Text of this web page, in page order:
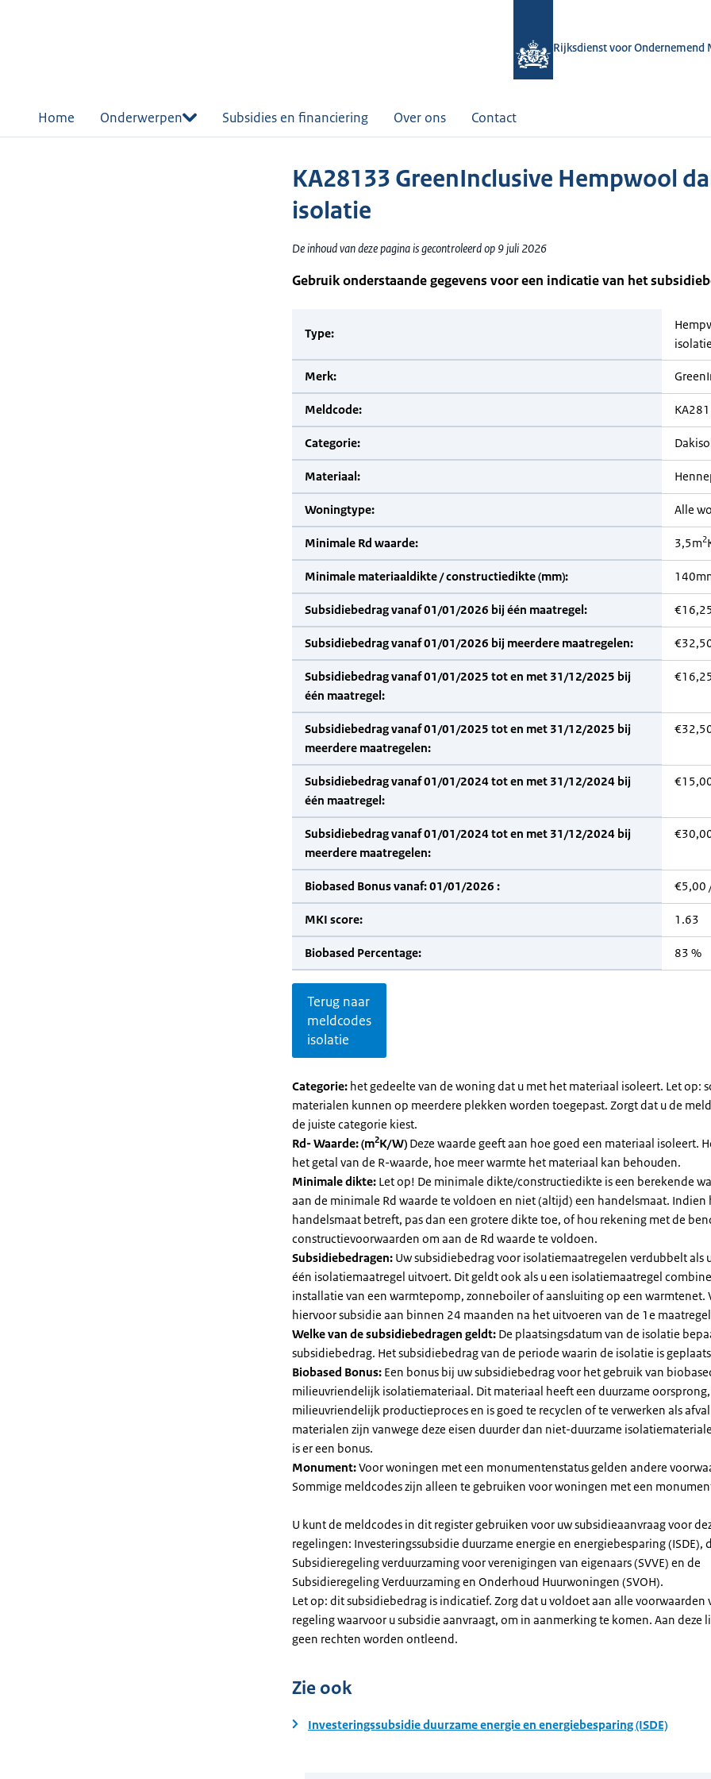
Rijksdienst voor Ondernemend
Home Onderwerpen Subsidies en financiering Over ons Contact
KA28133 GreenInclusive Hempwool
isolatie
De inhoud van deze pagina is gecontroleerd op 9 juli 2026
Gebruik onderstaande gegevens voor een indicatie van het
Type:
isolatie
Merk:
Meldcode:
Categorie:
Materiaal:
Woningtype: Alle
Minimale Rd waarde: 3,5m2
Minimale materiaaldikte / constructiedikte (mm):
Subsidiebedrag vanaf 01/01/2026 bij één maatregel:
Subsidiebedrag vanaf 01/01/2026 bij meerdere maatregelen:
Subsidiebedrag vanaf 01/01/2025 tot en met 31/12/2025 bij
één maatregel:
Subsidiebedrag vanaf 01/01/2025 tot en met 31/12/2025 bij
meerdere maatregelen:
Subsidiebedrag vanaf 01/01/2024 tot en met 31/12/2024 bij
één maatregel:
Subsidiebedrag vanaf 01/01/2024 tot en met 31/12/2024 bij
meerdere maatregelen:
Biobased Bonus vanaf: 01/01/2026 : €5,00
MKI score: 1.63
Biobased Percentage: 83 %
Terug naar
meldcodes
isolatie
Categorie: het gedeelte van de woning dat u met het materiaal isoleert. Let op:
materialen kunnen op meerdere plekken worden toegepast. Zorgt dat u de
de juiste categorie kiest.
Rd- Waarde: (m2K/W) Deze waarde geeft aan hoe goed een materiaal isoleert.
het getal van de R-waarde, hoe meer warmte het materiaal kan behouden.
Minimale dikte: Let op! De minimale dikte/constructiedikte is een berekende
aan de minimale Rd waarde te voldoen en niet (altijd) een handelsmaat. Indien
handelsmaat betreft, pas dan een grotere dikte toe, of hou rekening met de
constructievoorwaarden om aan de Rd waarde te voldoen.
Subsidiebedragen: Uw subsidiebedrag voor isolatiemaatregelen verdubbelt als
één isolatiemaatregel uitvoert. Dit geldt ook als u een isolatiemaatregel
installatie van een warmtepomp, zonneboiler of aansluiting op een warmtenet.
hiervoor subsidie aan binnen 24 maanden na het uitvoeren van de 1e
Welke van de subsidiebedragen geldt: De plaatsingsdatum van de isolatie
subsidiebedrag. Het subsidiebedrag van de periode waarin de isolatie is
Biobased Bonus: Een bonus bij uw subsidiebedrag voor het gebruik van
milieuvriendelijk isolatiemateriaal. Dit materiaal heeft een duurzame oorsprong,
milieuvriendelijk productieproces en is goed te recyclen of te verwerken als
materialen zijn vanwege deze eisen duurder dan niet-duurzame
is er een bonus.
Monument:Voor woningen met een monumentenstatus gelden andere
Sommige meldcodes zijn alleen te gebruiken voor woningen met een
U kunt de meldcodes in dit register gebruiken voor uw subsidieaanvraag voor
regelingen: Investeringssubsidie duurzame energie en energiebesparing (ISDE),
Subsidieregeling verduurzaming voor verenigingen van eigenaars (SVVE) en de
Subsidieregeling Verduurzaming en Onderhoud Huurwoningen (SVOH).
Let op: dit subsidiebedrag is indicatief. Zorg dat u voldoet aan alle voorwaarden
regeling waarvoor u subsidie aanvraagt, om in aanmerking te komen. Aan deze
geen rechten worden ontleend.
Zie ook
Investeringssubsidie duurzame energie en energiebesparing (ISDE)